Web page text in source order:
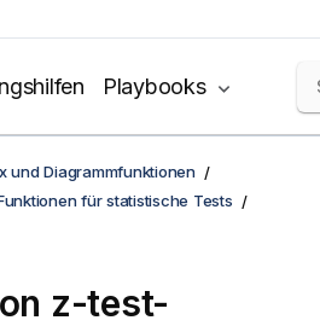
Playbooks
und Diagrammfunktionen
für statistische Tests
z-test-